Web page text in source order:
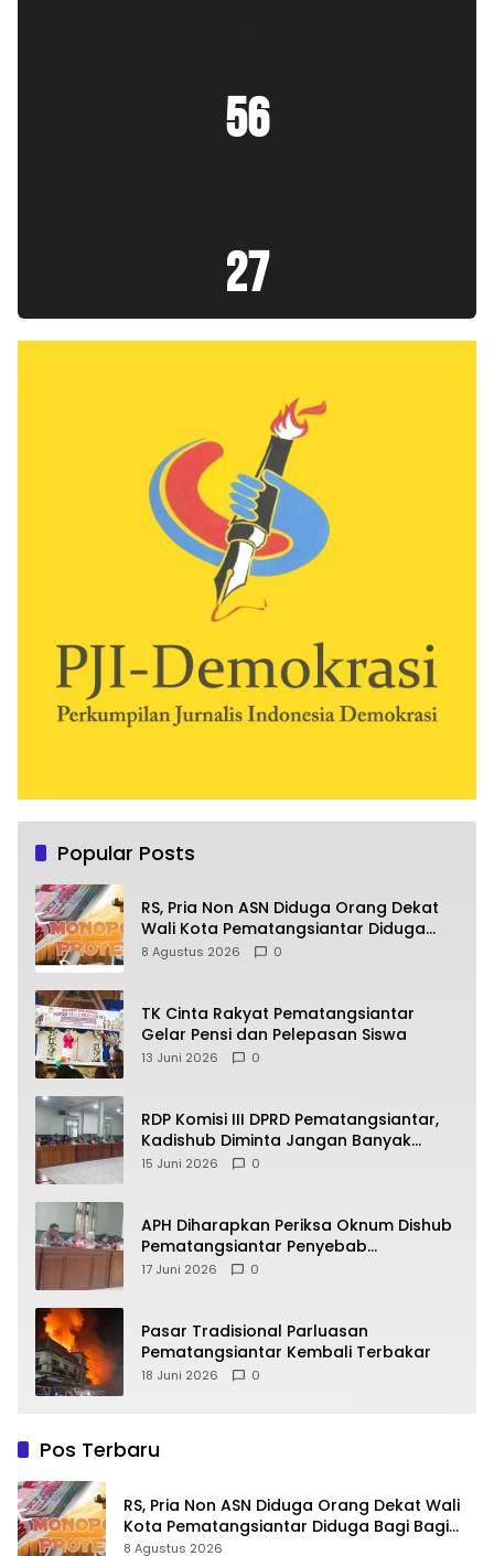
56
28
Popular Posts
RS, Pria Non ASN Diduga Orang Dekat
Wali Kota Pematangsiantar Diduga
Bagi Bagi Proyek ke Kontraktor
8 Agustus 2026 0
TK Cinta Rakyat Pematangsiantar
Gelar Pensi dan Pelepasan Siswa
13 Juni 2026 0
RDP Komisi III DPRD Pematangsiantar,
Kadishub Diminta Jangan Banyak
Alasan
15 Juni 2026 0
APH Diharapkan Periksa Oknum Dishub
Pematangsiantar Penyebab
Kebocoran PAD Retribusi Parkir
17 Juni 2026 0
Pasar Tradisional Parluasan
Pematangsiantar Kembali Terbakar
18 Juni 2026 0
Pos Terbaru
RS, Pria Non ASN Diduga Orang Dekat Wali
Kota Pematangsiantar Diduga Bagi Bagi
Proyek ke Kontraktor
8 Agustus 2026